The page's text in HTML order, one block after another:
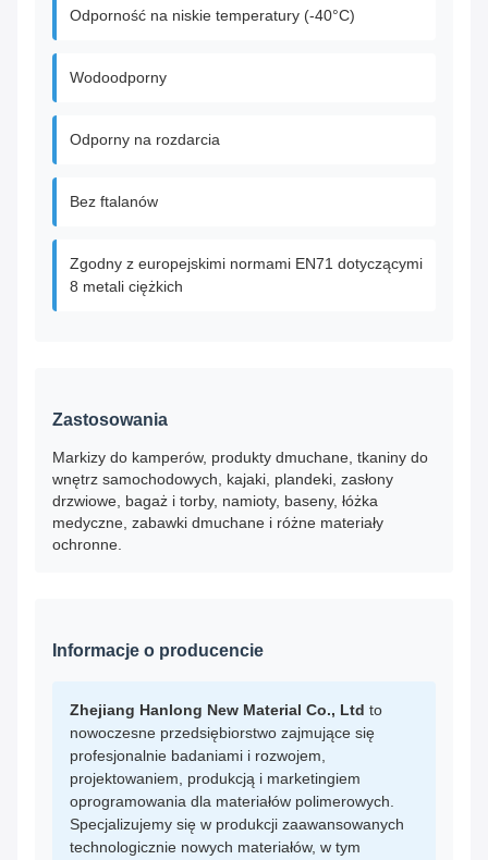
Odporność na niskie temperatury (-40°C)
Wodoodporny
Odporny na rozdarcia
Bez ftalanów
Zgodny z europejskimi normami EN71 dotyczącymi
8 metali ciężkich
Zastosowania
Markizy do kamperów, produkty dmuchane, tkaniny do
wnętrz samochodowych, kajaki, plandeki, zasłony
drzwiowe, bagaż i torby, namioty, baseny, łóżka
medyczne, zabawki dmuchane i różne materiały
ochronne.
Informacje o producencie
Zhejiang Hanlong New Material Co., Ltd to
nowoczesne przedsiębiorstwo zajmujące się
profesjonalnie badaniami i rozwojem,
projektowaniem, produkcją i marketingiem
oprogramowania dla materiałów polimerowych.
Specjalizujemy się w produkcji zaawansowanych
technologicznie nowych materiałów, w tym